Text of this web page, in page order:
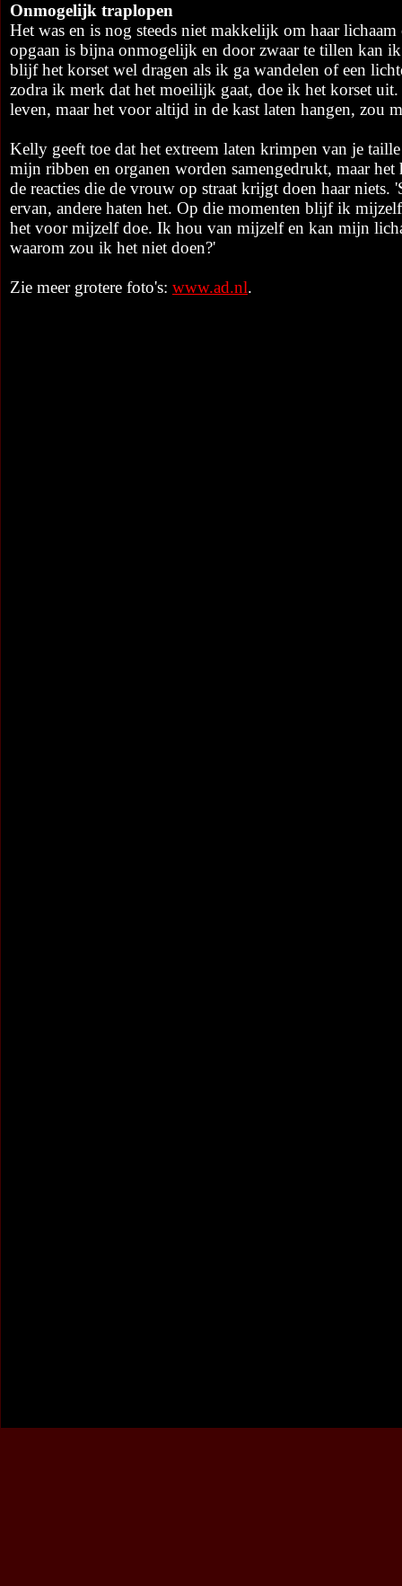
Onmogelijk traplopen
Het was en is nog steeds niet makkelijk om haar
opgaan is bijna onmogelijk en door zwaar te tillen kan
blijf het korset wel dragen als ik ga wandelen of een
zodra ik merk dat het moeilijk gaat, doe ik het korset
leven, maar het voor altijd in de kast laten hangen, zou
Kelly geeft toe dat het extreem laten krimpen van je
mijn ribben en organen worden samengedrukt, maar
de reacties die de vrouw op straat krijgt doen haar niets.
ervan, andere haten het. Op die momenten blijf ik
het voor mijzelf doe. Ik hou van mijzelf en kan mijn
waarom zou ik het niet doen?'
Zie meer grotere foto's: www.ad.nl.